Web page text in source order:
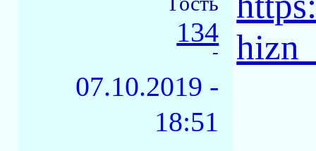
134
-
07.10.2019 -
18:51